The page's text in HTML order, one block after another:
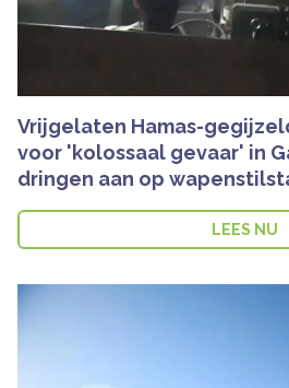
Vrijgelaten Hamas-
voor 'kolossaal gevaar' in
dringen aan op
LEES NU